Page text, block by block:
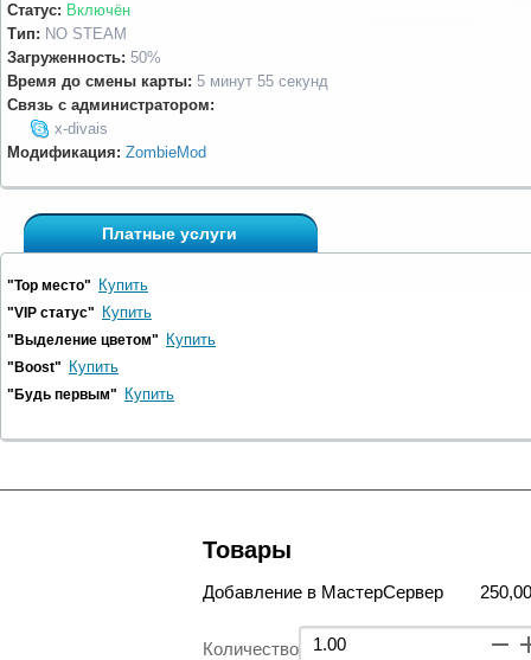
Статус: Включён
Тип: NO STEAM
Загруженность: 50%
Время до смены карты: 5 минут 55 секунд
Связь с администратором:
x-divais
Модификация: ZombieMod
Платные услуги
"Top место" Купить
"VIP статус" Купить
"Выделение цветом" Купить
"Boost" Купить
"Будь первым" Купить
Товары
Добавление в МастерСервер
Количество